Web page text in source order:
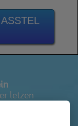
letzen